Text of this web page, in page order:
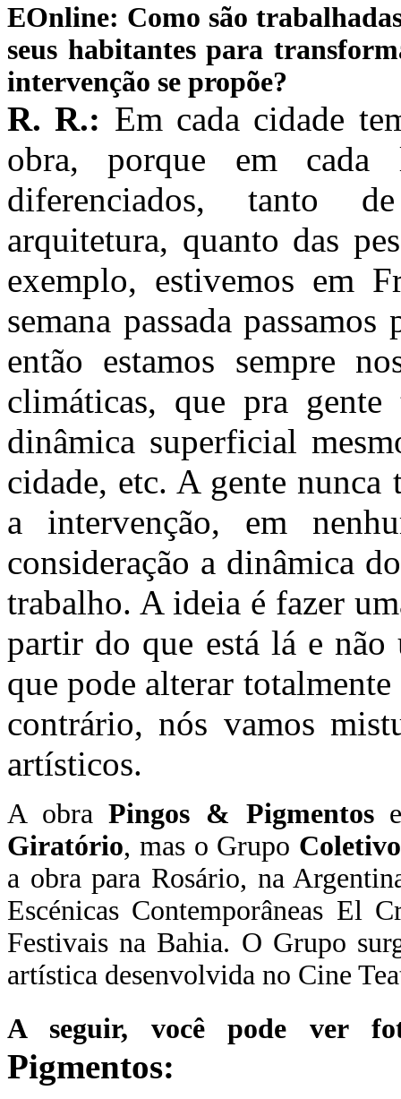
EOnline: Como são
seus habitantes para
intervenção se propõe?
R. R.: Em cada cidade
obra, porque em cada
diferenciados, tanto
arquitetura, quanto das
exemplo, estivemos em
semana passada
então estamos sempre
climáticas, que pra
dinâmica superficial
cidade, etc. A gente
a intervenção, em
consideração a dinâmica
trabalho. A ideia é fazer
partir do que está lá e não
que pode alterar
contrário, nós vamos
artísticos.
A obraPingos & Pigmentos
Giratório, mas o Grupo
a obra para Rosário, na
Escénicas Contemporâneas El
Festivais na Bahia. O Grupo
artística desenvolvida no Cine
A seguir, você pode ver
Pigmentos: